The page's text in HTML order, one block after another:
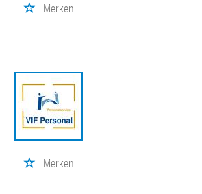
Merken
Merken